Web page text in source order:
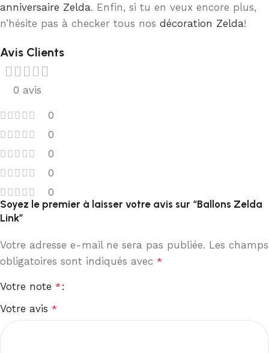
anniversaire Zelda. Enfin, si tu en veux encore plus,
n’hésite pas à checker tous nos décoration Zelda!
Avis Clients
0 avis
0
0
0
0
0
Soyez le premier à laisser votre avis sur “Ballons Zelda
Link”
Votre adresse e-mail ne sera pas publiée. Les champs
obligatoires sont indiqués avec *
Votre note *
Votre avis *